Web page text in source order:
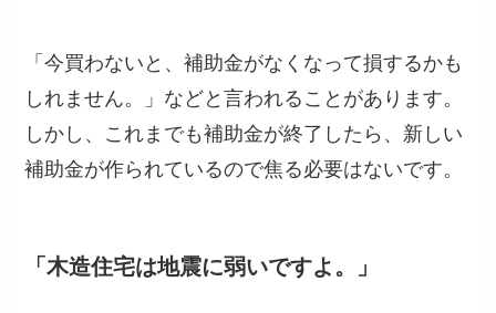
「今買わないと、補助金がなくなって損するかも
しれません。」などと言われることがあります。
しかし、これまでも補助金が終了したら、新しい
補助金が作られているので焦る必要はないです。
「木造住宅は地震に弱いですよ。」